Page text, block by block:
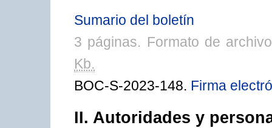
Sumario del boletín
3 páginas. Formato de
Kb.
BOC-S-2023-148. Firma
II. Autoridades y